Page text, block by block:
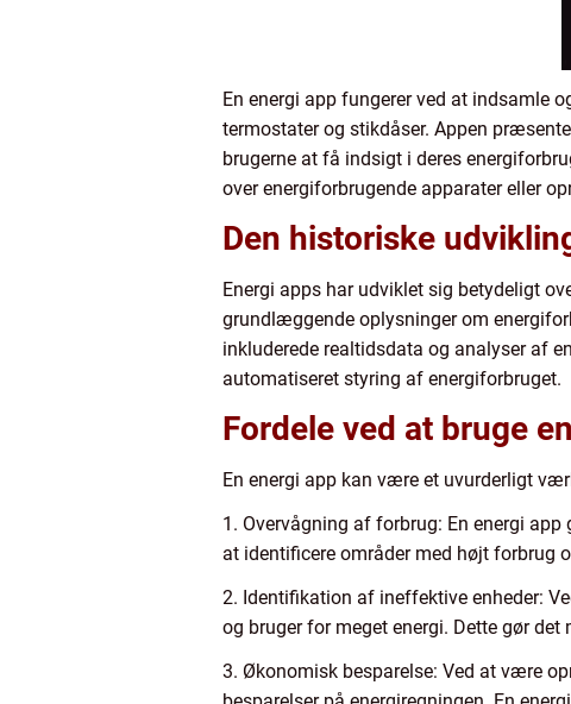
En energi app fungerer ved at indsamle
termostater og stikdåser. Appen
brugerne at få indsigt i deres
over energiforbrugende apparater eller
Den historiske
Energi apps har udviklet sig betydeligt
grundlæggende oplysninger om
inkluderede realtidsdata og analyser af
automatiseret styring af energiforbruget.
Fordele ved at bruge
En energi app kan være et uvurderligt
1. Overvågning af forbrug: En energi
at identificere områder med højt forbrug
2. Identifikation af ineffektive enheder:
og bruger for meget energi. Dette gør
3. Økonomisk besparelse: Ved at være